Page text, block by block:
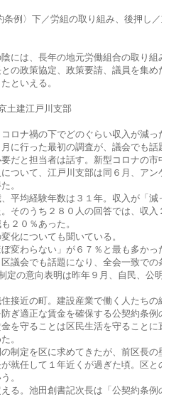
例〉下／労組の取り組み、後押し／重
には、長年の地元労働組合の取り組み
の政策協定、政策要請、議員を集めた
といえる。
土建江戸川支部
ロナ禍の下でどのぐらい収入が減った
に行った最初の調査が、議会でも話題
だと担当者は話す。新型コロナの市中
ついて、江戸川支部は同６月、アンケ
。
平均経験年数は３１年。収入が「減っ
そのうち２８０人の回答では、収入２
２０％あった。
変化についても聞いている。
変わらない」が６７％と最も多かった
議会でも話題になり、全会一致での条
定の意向表明は昨年９月、自民、公明の
接近の町。建設産業で働く人たちの組
ぎ適正な賃金を確保する公契約条例の
を守ることは区民生活を守ることに直
。
制定を区に求めてきたが、前区長の壁
就任して１年近くが過ぎた頃。区との
。
る。池田創書記次長は「公契約条例の